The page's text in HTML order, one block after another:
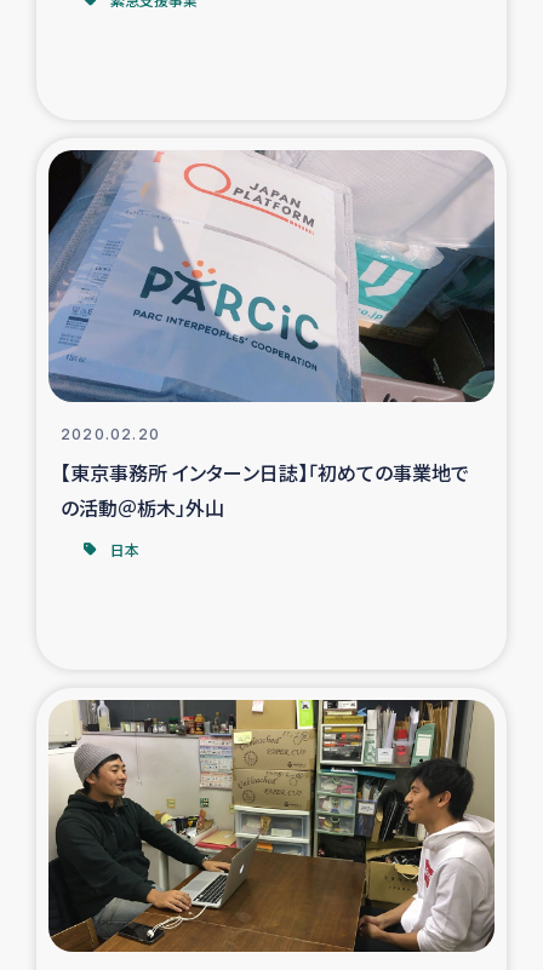
スリランカの南北女性をつなぐサリー・リサイクル・プロ
ジェクト
復興支援事業
民際教育事業
ガザ人道支援
タイ国境ミャンマー移民子ども支援
漁民によるマングローブ植林活動
レバノンでのシリア難民への食糧・越冬支援
レバノンにおける緊急支援
2020.02.20
【東京事務所 インターン日誌】「初めての事業地で
の活動＠栃木」外山
日本